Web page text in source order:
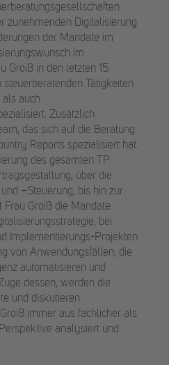
zunehmenden Digitalisierung
der Mandate im
im
Groiß in den letzten 15
Tätigkeiten
auch
Zusätzlich
das sich auf die Beratung
Reports spezialisiert hat.
des gesamten TP
über die
–Steuerung, bis hin zur
Frau Groiß die Mandate
bei
Implementierungs-Projekten
von Anwendungsfällen, die
automatisieren und
dessen, werden die
und diskutieren
immer aus fachlicher als
analysiert und